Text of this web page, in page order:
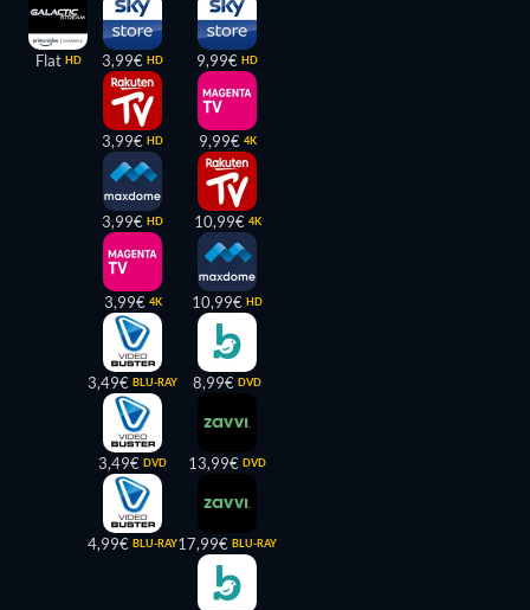
Flat HD 3,99€ HD
3,99€ HD
3,99€ HD
3,99€ 4K
3,49€ BLU-RAY
3,49€ DVD
4,99€ BLU-RAY
9,99€ HD
9,99€ 4K
10,99€ 4K
10,99€ HD
8,99€ DVD
13,99€ DVD
17,99€ BLU-RAY